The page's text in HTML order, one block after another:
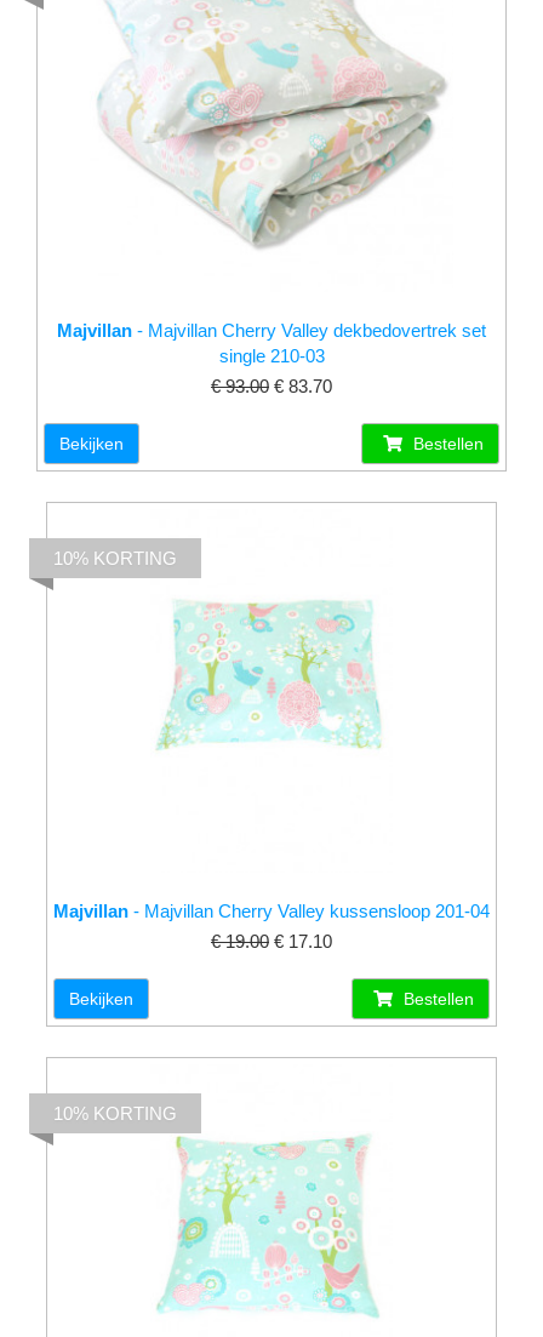
Majvillan - Majvillan Cherry Valley dekbedovertrek set
single 210-03
€ 93.00 € 83.70
Bekijken Bestellen
Majvillan - Majvillan Cherry Valley kussensloop 201-04
€ 19.00 € 17.10
10% KORTING
Bekijken Bestellen
10% KORTING